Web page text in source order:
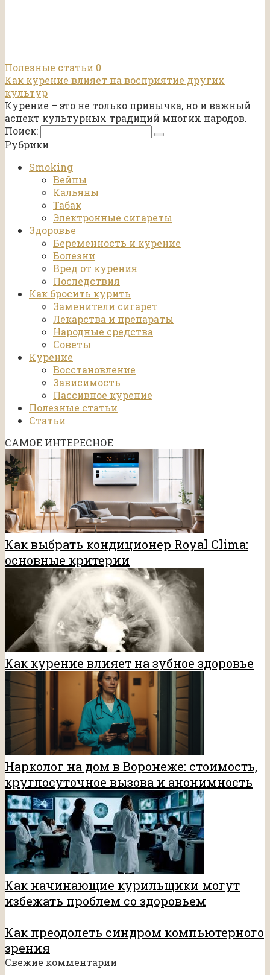
Полезные статьи 0
Как курение влияет на восприятие других
культур
Курение – это не только привычка, но и важный
аспект культурных традиций многих народов.
Поиск:
Рубрики
Smoking
Вейпы
Кальяны
Табак
Электронные сигареты
Здоровье
Беременность и курение
Болезни
Вред от курения
Последствия
Как бросить курить
Заменители сигарет
Лекарства и препараты
Народные средства
Советы
Курение
Восстановление
Зависимость
Пассивное курение
Полезные статьи
Статьи
САМОЕ ИНТЕРЕСНОЕ
Как выбрать кондиционер Royal Clima:
основные критерии
Как курение влияет на зубное здоровье
Нарколог на дом в Воронеже: стоимость,
круглосуточное вызова и анонимность
Как начинающие курильщики могут
избежать проблем со здоровьем
Как преодолеть синдром компьютерного
зрения
Свежие комментарии